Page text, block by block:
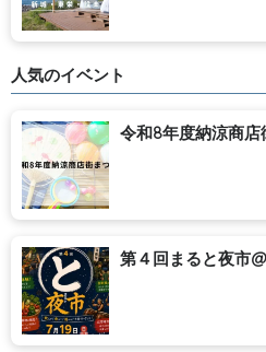
人気のイベント
令和8年度納涼商店
第４回まると夜市